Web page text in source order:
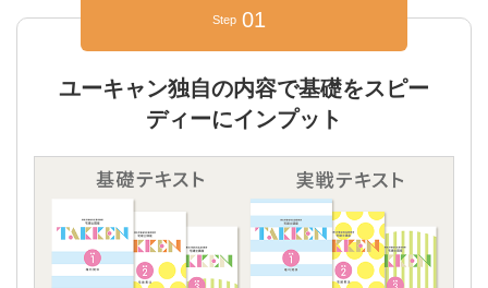
Step 01
ユーキャン独自の内容で基礎をスピー
ディーにインプット